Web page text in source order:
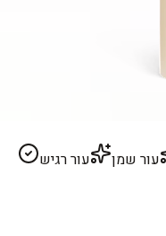
עור שמן
עור רגיש